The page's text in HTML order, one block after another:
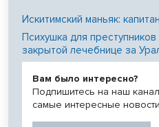
Искитимский маньяк:
Психушка для
закрытой лечебнице за
Вам было интересно?
Подпишитесь на наш
самые интересные